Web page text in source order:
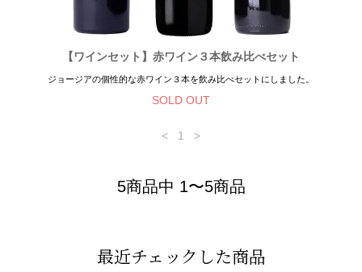
【ワインセット】赤ワイン３本飲み比べセット
ジョージアの個性的な赤ワイン３本を飲み比べセットにしました。
SOLD OUT
< 1 >
5商品中 1〜5商品
最近チェックした商品